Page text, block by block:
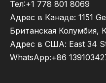
Тел:+1 778 801 8069
Адрес в Канаде: 1151
Британская Колумбия,
Адрес в США: East 34
WhatsApp:+86